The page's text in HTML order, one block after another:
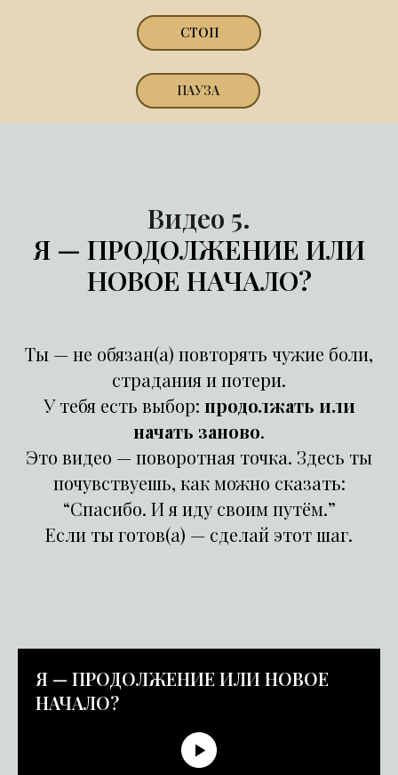
СТОП
ПАУЗА
Видео 5.
Я — ПРОДОЛЖЕНИЕ ИЛИ
НОВОЕ НАЧАЛО?
Ты — не обязан(а) повторять чужие боли,
страдания и потери.
У тебя есть выбор: продолжать или
начать заново.
Это видео — поворотная точка. Здесь ты
почувствуешь, как можно сказать:
“Спасибо. И я иду своим путём.”
Если ты готов(а) — сделай этот шаг.
Я — ПРОДОЛЖЕНИЕ ИЛИ НОВОЕ
НАЧАЛО?